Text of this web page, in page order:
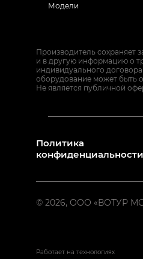
Модели
Производитель сохраняет
и в другую информацию о
индивидуального
оборудование может быть
Не является публичной
© 2026, ООО «ВОТУР
Политика
конфиденциальности
Работает на технологиях